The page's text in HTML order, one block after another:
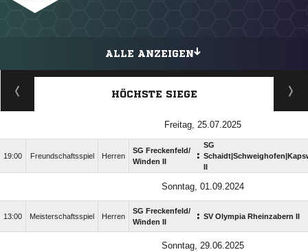
ALLE ANZEIGEN
HÖCHSTE SIEGE
Freitag, 25.07.2025
19:00 Freundschaftsspiel Herren
SG Freckenfeld/​
Winden II
:
SG
Sonntag, 01.09.2024
13:00 Meisterschaftsspiel Herren
SG Freckenfeld/​
Winden II
: SV Olympia Rheinzabern II
Sonntag, 29.06.2025